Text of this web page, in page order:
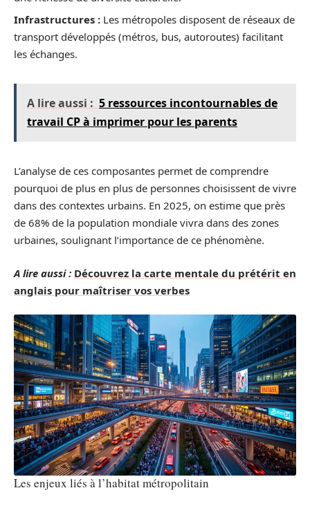
Infrastructures : Les métropoles disposent de réseaux de
transport développés (métros, bus, autoroutes) facilitant
les échanges.
A lire aussi : 5 ressources incontournables de
travail CP à imprimer pour les parents
L’analyse de ces composantes permet de comprendre
pourquoi de plus en plus de personnes choisissent de vivre
dans des contextes urbains. En 2025, on estime que près
de 68% de la population mondiale vivra dans des zones
urbaines, soulignant l’importance de ce phénomène.
A lire aussi : Découvrez la carte mentale du prétérit en
anglais pour maîtriser vos verbes
Les enjeux liés à l’habitat métropolitain